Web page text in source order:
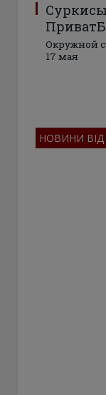
Окружной
17 мая
НОВИНИ ВІД